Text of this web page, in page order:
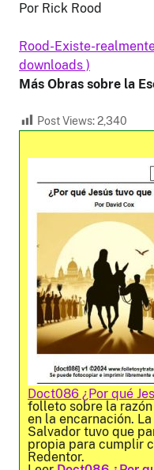
Por Rick Rood
Rood-Existe-
downloads )
Más Obras sobre la
Post Views:2,340
Doct086 ¿Por qué
folleto sobre la
en la encarnación.
Salvador tuvo que
propia para cumplir
Redentor.